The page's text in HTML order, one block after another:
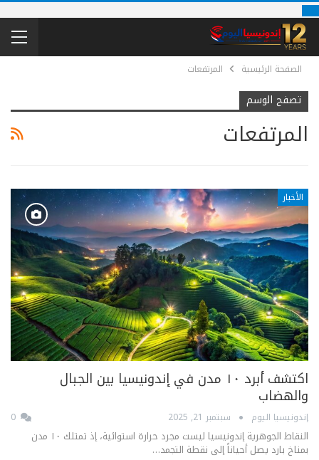
الصفحة الرئيسية المرتفعات
تصفح الوسم
المرتفعات
الأخبار
اكتشف أبرد ١٠ مدن في إندونيسيا بين الجبال
والهضاب
إندونيسيا اليوم سبتمبر 21, 2025
النقاط الجوهرية إندونيسيا ليست مجرد حرارة استوائية، إذ تمتلك ١٠ مدن
بمناخ بارد يصل أحياناً إلى نقطة التجمد…